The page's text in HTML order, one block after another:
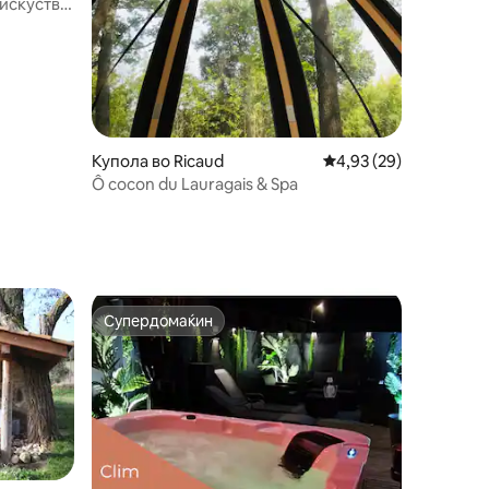
Купола во Ricaud Просечна оцена:
4,93 (29)
Ô cocon du Lauragais & Spa
Супердомаќин
Супердомаќин